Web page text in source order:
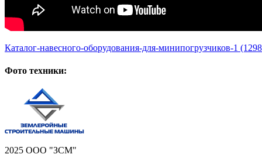
Каталог-навесного-оборудования-для-минипогрузчиков-1
Фото техники:
2025 ООО "ЗСМ"